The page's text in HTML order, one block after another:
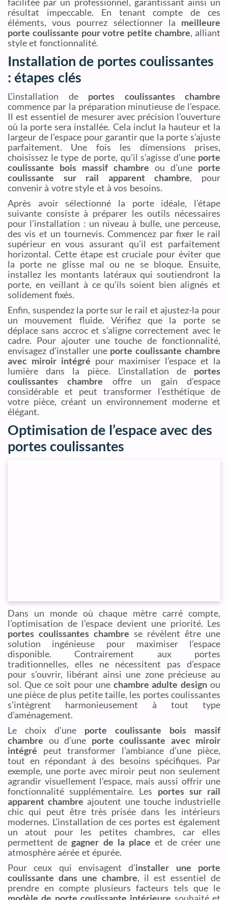
résultat impeccable. En tenant compte de ces
éléments, vous pourrez sélectionner la meilleure
porte coulissante pour votre petite chambre, alliant
style et fonctionnalité.
Installation de portes coulissantes
: étapes clés
L’installation de portes coulissantes chambre
commence par la préparation minutieuse de l’espace.
Il est essentiel de mesurer avec précision l’ouverture
où la porte sera installée. Cela inclut la hauteur et la
largeur de l’espace pour garantir que la porte s’ajuste
parfaitement. Une fois les dimensions prises,
choisissez le type de porte, qu’il s’agisse d’une porte
coulissante bois massif chambre ou d’une porte
coulissante sur rail apparent chambre, pour
convenir à votre style et à vos besoins.
Après avoir sélectionné la porte idéale, l’étape
suivante consiste à préparer les outils nécessaires
pour l’installation : un niveau à bulle, une perceuse,
des vis et un tournevis. Commencez par fixer le rail
supérieur en vous assurant qu’il est parfaitement
horizontal. Cette étape est cruciale pour éviter que
la porte ne glisse mal ou ne se bloque. Ensuite,
installez les montants latéraux qui soutiendront la
porte, en veillant à ce qu’ils soient bien alignés et
solidement fixés.
Enfin, suspendez la porte sur le rail et ajustez-la pour
un mouvement fluide. Vérifiez que la porte se
déplace sans accroc et s’aligne correctement avec le
cadre. Pour ajouter une touche de fonctionnalité,
envisagez d’installer une porte coulissante chambre
avec miroir intégré pour maximiser l’espace et la
lumière dans la pièce. L’installation de portes
coulissantes chambre offre un gain d’espace
considérable et peut transformer l’esthétique de
votre pièce, créant un environnement moderne et
élégant.
Optimisation de l’espace avec des
portes coulissantes
Dans un monde où chaque mètre carré compte,
l’optimisation de l’espace devient une priorité. Les
portes coulissantes chambre se révèlent être une
solution ingénieuse pour maximiser l’espace
disponible. Contrairement aux portes
traditionnelles, elles ne nécessitent pas d’espace
pour s’ouvrir, libérant ainsi une zone précieuse au
sol. Que ce soit pour une chambre adulte design ou
une pièce de plus petite taille, les portes coulissantes
s’intègrent harmonieusement à tout type
d’aménagement.
Le choix d’une porte coulissante bois massif
chambre ou d’une porte coulissante avec miroir
intégré peut transformer l’ambiance d’une pièce,
tout en répondant à des besoins spécifiques. Par
exemple, une porte avec miroir peut non seulement
agrandir visuellement l’espace, mais aussi offrir une
fonctionnalité supplémentaire. Les portes sur rail
apparent chambre ajoutent une touche industrielle
chic qui peut être très prisée dans les intérieurs
modernes. L’installation de ces portes est également
un atout pour les petites chambres, car elles
permettent degagner de la place et de créer une
atmosphère aérée et épurée.
Pour ceux qui envisagent d’installer une porte
coulissante dans une chambre, il est essentiel de
prendre en compte plusieurs facteurs tels que le